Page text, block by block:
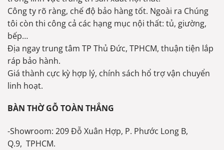
Công ty rõ ràng, chế độ bảo hàng tốt. Ngoài ra Chúng
tôi còn thi công cả các hạng mục nội thất: tủ, giường,
bếp…
Địa ngay trung tâm TP Thủ Đức, TPHCM, thuận tiện lắp
ráp bảo hành.
Giá thành cực kỳ hợp lý, chính sách hổ trợ vận chuyển
linh hoạt.
BÀN THỜ GỖ TOÀN THẮNG
-Showroom: 209 Đỗ Xuân Hợp, P. Phước Long B,
Q.9, TPHCM.